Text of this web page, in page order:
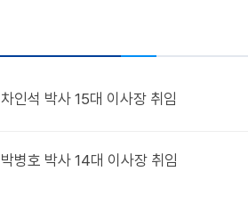
차인석 박사 15대 이사장 취임
박병호 박사 14대 이사장 취임